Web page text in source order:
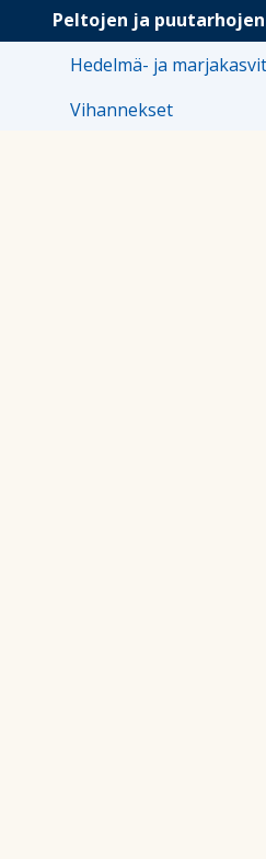
Peltojen ja
Hedelmä- ja marjakasvit
Vihannekset